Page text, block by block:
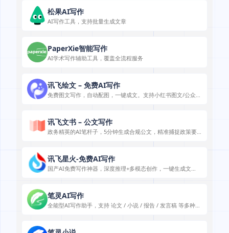
松果AI写作
AI写作工具，支持批量生成文章
PaperXie智能写作
AI学术写作辅助工具，覆盖全流程服务
讯飞绘文 – 免费AI写作
免费图文写作，自动配图，一键成文。支持小红书图文/公众号
讯飞文书 – 公文写作
政务精英的AI笔杆子，5分钟生成合规公文，精准捕捉政策要
讯飞星火-免费AI写作
国产AI免费写作神器，深度推理+多模态创作，一键生成文
笔灵AI写作
全能型AI写作助手，支持 论文 / 小说 / 报告 / 发言稿 等多种体